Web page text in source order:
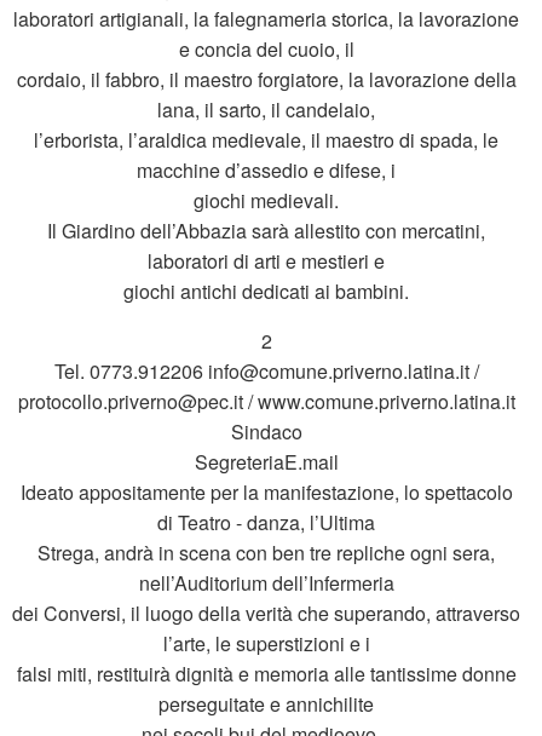
laboratori artigianali, la falegnameria storica, la lavorazione
e concia del cuoio, il
cordaio, il fabbro, il maestro forgiatore, la lavorazione della
lana, il sarto, il candelaio,
l’erborista, l’araldica medievale, il maestro di spada, le
macchine d’assedio e difese, i
giochi medievali.
Il Giardino dell’Abbazia sarà allestito con mercatini,
laboratori di arti e mestieri e
giochi antichi dedicati ai bambini.
2
Tel. 0773.912206 info@comune.priverno.latina.it /
protocollo.priverno@pec.it / www.comune.priverno.latina.it
Sindaco
SegreteriaE.mail
Ideato appositamente per la manifestazione, lo spettacolo
di Teatro - danza, l’Ultima
Strega, andrà in scena con ben tre repliche ogni sera,
nell’Auditorium dell’Infermeria
dei Conversi, il luogo della verità che superando, attraverso
l’arte, le superstizioni e i
falsi miti, restituirà dignità e memoria alle tantissime donne
perseguitate e annichilite